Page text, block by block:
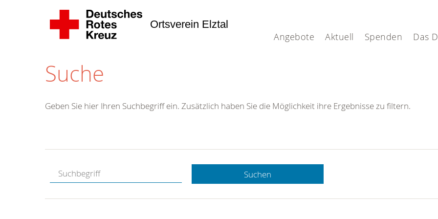
Angebote Aktuell Spenden Das
Ortsverein Elztal
Suche
Hotline.
gerne.
Geben Sie hier Ihren Suchbegriff ein. Zusätzlich haben Sie die Möglichkeit ihre Ergebnisse zu filtern.
Suchen